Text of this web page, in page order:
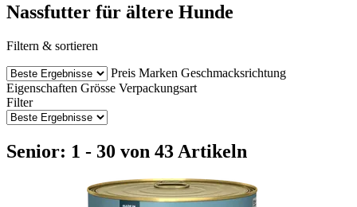
Nassfutter für ältere Hunde
Filtern & sortieren
Preis Marken Geschmacksrichtung
Eigenschaften Grösse Verpackungsart
Filter
Senior: 1 - 30 von 43 Artikeln